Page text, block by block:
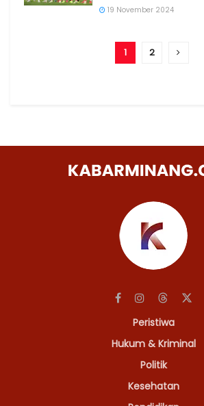
19 November 2024
1 2
Peristiwa
Hukum & Kriminal
Politik
Kesehatan